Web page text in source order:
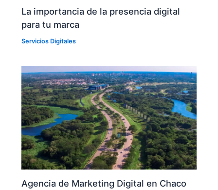
La importancia de la presencia digital
para tu marca
Servicios Digitales
Agencia de Marketing Digital en Chaco